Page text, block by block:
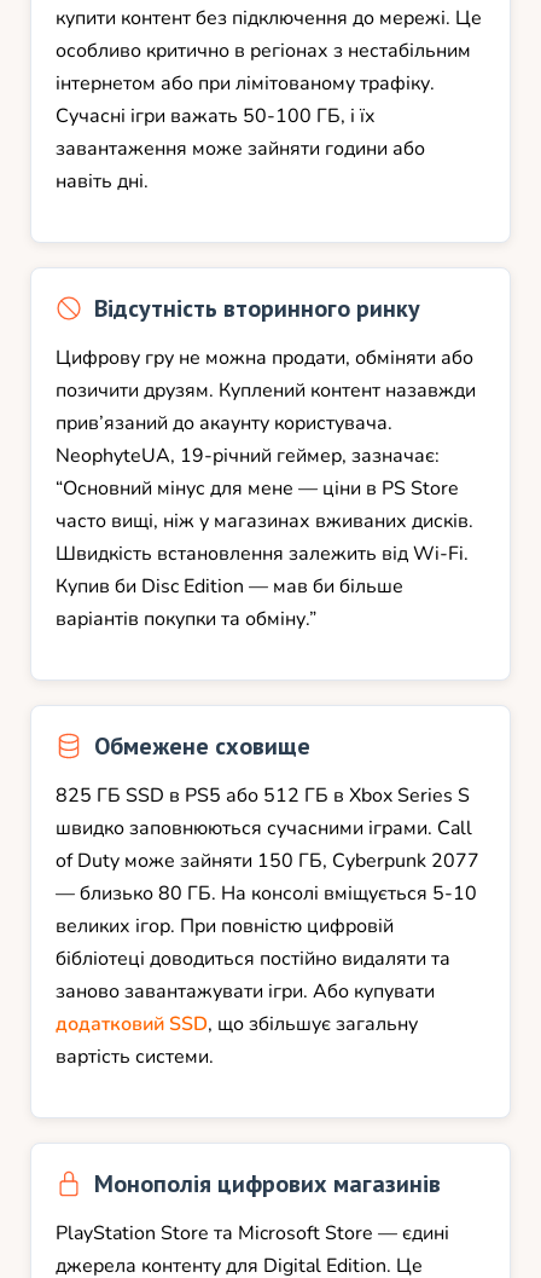
купити контент без підключення до мережі. Це
особливо критично в регіонах з нестабільним
інтернетом або при лімітованому трафіку.
Сучасні ігри важать 50-100 ГБ, і їх
завантаження може зайняти години або
навіть дні.
Відсутність вторинного ринку
Цифрову гру не можна продати, обміняти або
позичити друзям. Куплений контент назавжди
прив’язаний до акаунту користувача.
NeophyteUA, 19-річний геймер, зазначає:
“Основний мінус для мене — ціни в PS Store
часто вищі, ніж у магазинах вживаних дисків.
Швидкість встановлення залежить від Wi-Fi.
Купив би Disc Edition — мав би більше
варіантів покупки та обміну.”
Обмежене сховище
825 ГБ SSD в PS5 або 512 ГБ в Xbox Series S
швидко заповнюються сучасними іграми. Call
of Duty може зайняти 150 ГБ, Cyberpunk 2077
— близько 80 ГБ. На консолі вміщується 5-10
великих ігор. При повністю цифровій
бібліотеці доводиться постійно видаляти та
заново завантажувати ігри. Або купувати
додатковий SSD, що збільшує загальну
вартість системи.
Монополія цифрових магазинів
PlayStation Store та Microsoft Store — єдині
джерела контенту для Digital Edition. Це